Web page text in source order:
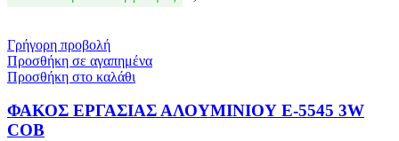
Γρήγορη προβολή
Προσθήκη σε αγαπημένα
Προσθήκη στο καλάθι
ΦΑΚΟΣ ΕΡΓΑΣΙΑΣ ΑΛΟΥΜΙΝΙΟΥ E-5545 3W
COB